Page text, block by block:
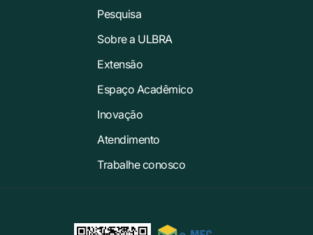
Pesquisa
Sobre a ULBRA
Extensão
Espaço Acadêmico
Inovação
Atendimento
Trabalhe conosco